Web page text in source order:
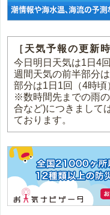
［天気予報の更新
今日明日天気は1日4
週間天気の前半部分
部分は1日1回（4時頃
※数時間先までの雨
合など)につきまして
ております。